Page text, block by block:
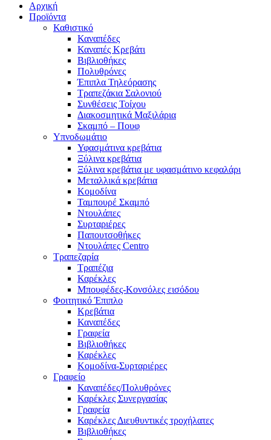
Αρχική
Προϊόντα
Καθιστικό
Καναπέδες
Καναπές Κρεβάτι
Βιβλιοθήκες
Πολυθρόνες
Έπιπλα Τηλεόρασης
Τραπεζάκια Σαλονιού
Συνθέσεις Τοίχου
Διακοσμητικά Μαξιλάρια
Σκαμπό – Πουφ
Υπνοδωμάτιο
Υφασμάτινα κρεβάτια
Ξύλινα κρεβάτια
Ξύλινα κρεβάτια με υφασμάτινο κεφαλάρι
Mεταλλικά κρεβάτια
Κομοδίνα
Ταμπουρέ Σκαμπό
Ντουλάπες
Συρταριέρες
Παπουτσοθήκες
Ντουλάπες Centro
Τραπεζαρία
Τραπέζια
Καρέκλες
Μπουφέδες-Κονσόλες εισόδου
Φοιτητικό Έπιπλο
Κρεβάτια
Καναπέδες
Γραφεία
Βιβλιοθήκες
Καρέκλες
Κομοδίνα-Συρταριέρες
Γραφείο
Καναπέδες/Πολυθρὀνες
Καρέκλες Συνεργασίας
Γραφεία
Καρέκλες Διευθυντικές τροχήλατες
Βιβλιοθήκες